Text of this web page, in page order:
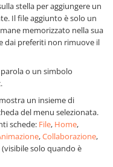
stella per aggiungere un
Il file aggiunto è solo un
memorizzato nella sua
dai preferiti non rimuove il
o un simbolo
mostra un insieme di
del menu selezionata.
schede: File, Home,
,Collaborazione,
(visibile solo quando è